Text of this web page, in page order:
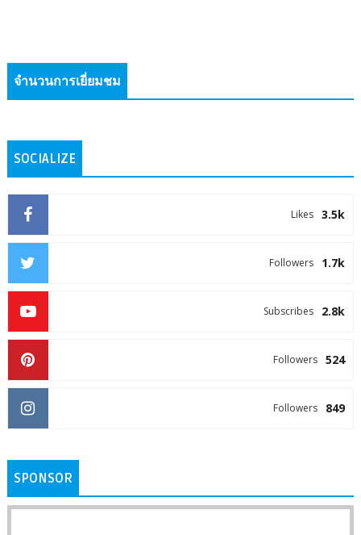
จำนวนการเยี่ยมชม
SOCIALIZE
3.5k
Likes
1.7k
Followers
2.8k
Subscribes
524
Followers
849
Followers
SPONSOR